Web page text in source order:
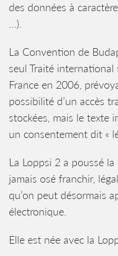
des données à
…).
La Convention de
seul Traité
France en 2006,
possibilité d’un accès
stockées, mais le texte
un consentement dit «
La Loppsi 2 a poussé
jamais osé franchir,
qu’on peut désormais
électronique.
Elle est née avec la